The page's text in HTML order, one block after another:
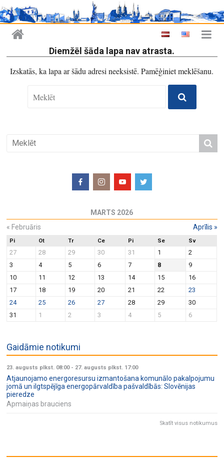
Diemžēl šāda lapa nav atrasta.
Izskatās, ka lapa ar šādu adresi neeksistē. Pamēģiniet meklēšanu.
MARTS 2026
« Februāris Aprīlis »
Pi Ot Tr Ce Pi Se Sv
27 28 29 30 31 1
2
3
4 5 6 7 8
9
10
11 12 13 14 15
16
17
18 19 20 21 22
23
24
25 26 27 28 29
30
31
1 2 3 4 5 6
Gaidāmie notikumi
23. augusts plkst. 08:00- 27. augusts plkst. 17:00
Atjaunojamo energoresursu izmantošana komunālo pakalpojumu
jomā un ilgtspējīga energopārvaldība pašvaldībās: Slovēnijas
pieredze
Apmaiņas brauciens
Skatīt visus notikumus